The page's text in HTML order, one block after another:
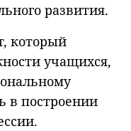
развития.
который
учащихся,
в построении